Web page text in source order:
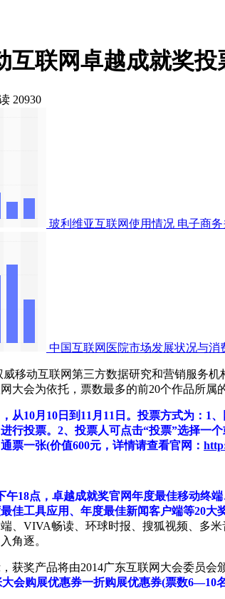
互联网卓越成就奖
20930
玻利维亚互联网使用情况 电子商
中国互联网医院市场发展状况与消
动互联网第三方数据研究和营销服务机构
大会为依托，票数最多的前20个作品所
从10月10日到11月11日。投票方式为：1
行投票。2、投票人可点击“投票”选择一
票一张(价值600元，详情请查看官网：
午18点，卓越成就奖官网年度最佳移动终
佳工具应用、年度最佳新闻客户端等20大
、VIVA畅读、环球时报、搜狐视频、多
角逐。
奖产品将由2014广东互联网大会委员会
会购展优惠券一折购展优惠券(票数6—10